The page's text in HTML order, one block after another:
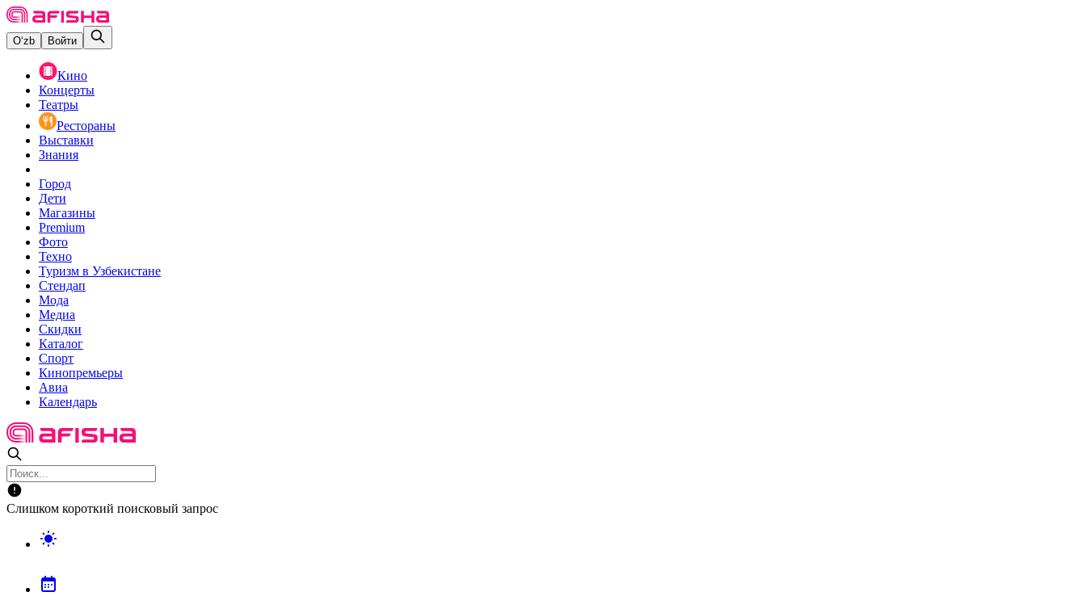
O‘zb Войти
Кино
Концерты
Театры
Рестораны
Выставки
Знания
Город
Дети
Магазины
Premium
Фото
Техно
Туризм в Узбекистане
Стендап
Мода
Медиа
Скидки
Каталог
Спорт
Кинопремьеры
Авиа
Календарь
Слишком короткий поисковый запрос